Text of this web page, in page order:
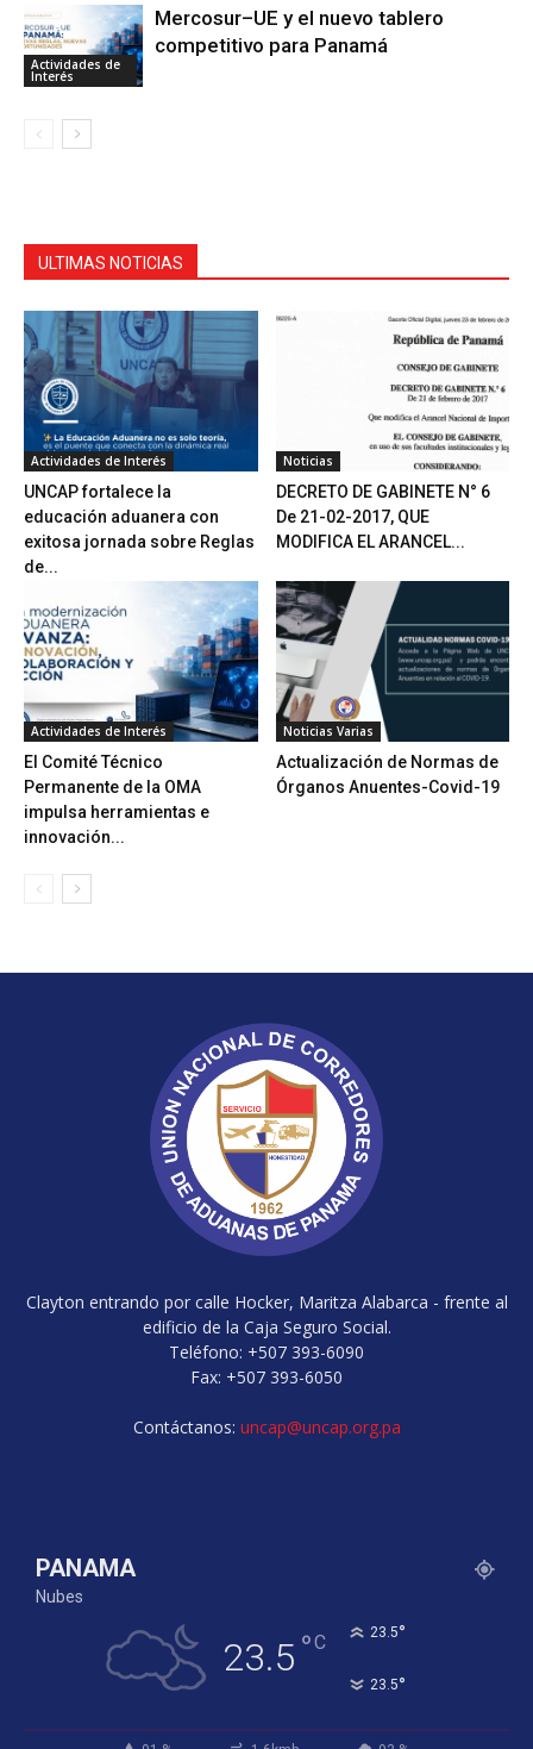
Actividades de
Interés
Mercosur–UE y el nuevo tablero
competitivo para Panamá
ULTIMAS NOTICIAS
Actividades de Interés
UNCAP fortalece la
educación aduanera con
exitosa jornada sobre Reglas
de...
Noticias
DECRETO DE GABINETE N° 6
De 21-02-2017, QUE
MODIFICA EL ARANCEL...
Actividades de Interés
El Comité Técnico
Permanente de la OMA
impulsa herramientas e
innovación...
Noticias Varias
Actualización de Normas de
Órganos Anuentes-Covid-19
Clayton entrando por calle Hocker, Maritza Alabarca - frente al
edificio de la Caja Seguro Social.
Teléfono: +507 393-6090
Fax: +507 393-6050
Contáctanos: uncap@uncap.org.pa
PANAMA
Nubes
23.5 °C 23.5°
23.5°